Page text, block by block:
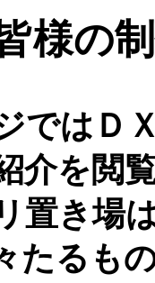
様の
ではＤ
介を閲
置き場
たるも